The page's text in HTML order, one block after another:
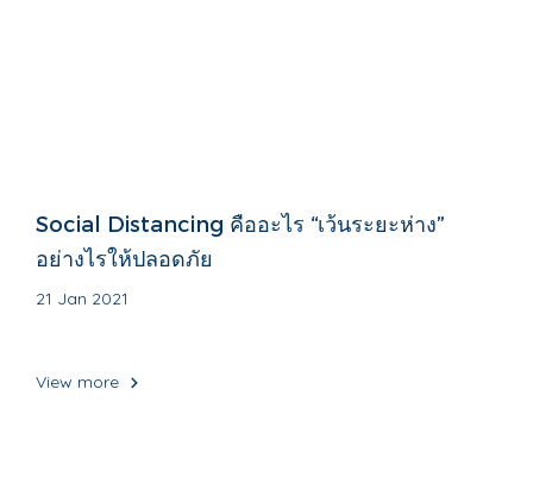
Social Distancing คืออะไร “เว้นระยะห่าง”
อย่างไรให้ปลอดภัย
21 Jan 2021
View more